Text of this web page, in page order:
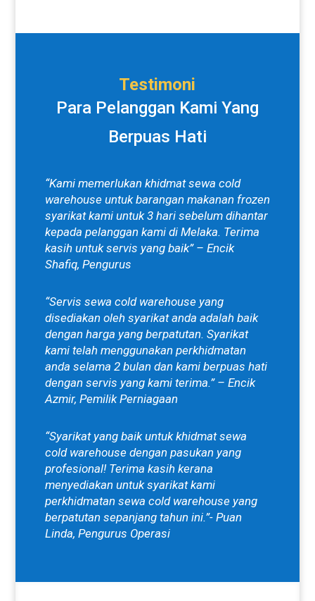
Testimoni
Para Pelanggan Kami Yang
Berpuas Hati
“Kami memerlukan khidmat sewa cold
warehouse untuk barangan makanan frozen
syarikat kami untuk 3 hari sebelum dihantar
kepada pelanggan kami di Melaka. Terima
kasih untuk servis yang baik” – Encik
Shafiq, Pengurus
“Servis sewa cold warehouse yang
disediakan oleh syarikat anda adalah baik
dengan harga yang berpatutan. Syarikat
kami telah menggunakan perkhidmatan
anda selama 2 bulan dan kami berpuas hati
dengan servis yang kami terima.” – Encik
Azmir, Pemilik Perniagaan
“Syarikat yang baik untuk khidmat sewa
cold warehouse dengan pasukan yang
profesional! Terima kasih kerana
menyediakan untuk syarikat kami
perkhidmatan sewa cold warehouse yang
berpatutan sepanjang tahun ini.”- Puan
Linda, Pengurus Operasi